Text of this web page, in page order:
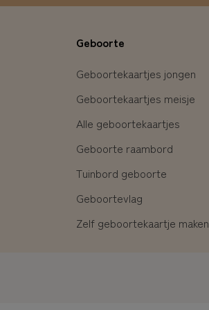
Geboorte
Geboortekaartjes jongen
Geboortekaartjes meisje
Alle geboortekaartjes
Geboorte raambord
Tuinbord geboorte
Geboortevlag
Zelf geboortekaartje maken